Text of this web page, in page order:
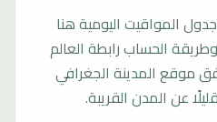
المواقيت اليومية هنا
على التوقيت المحلي GMT+0 وطريقة الحساب رابطة العالم
موقع المدينة الجغرافي
عن المدن القريبة.